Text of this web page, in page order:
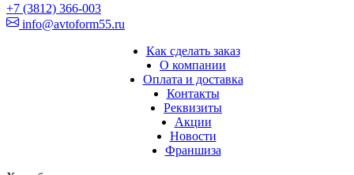
+7 (3812) 366-003
info@avtoform55.ru
Как сделать заказ
О компании
Оплата и доставка
Контакты
Реквизиты
Акции
Новости
Франшиза